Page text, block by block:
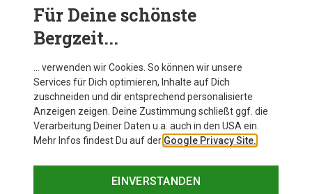
Du sparst 37%
Für Deine schönste
Bergzeit...
… verwenden wir Cookies. So können wir unsere
Services für Dich optimieren, Inhalte auf Dich
zuschneiden und dir entsprechend personalisierte
Anzeigen zeigen. Deine Zustimmung schließt ggf. die
Verarbeitung Deiner Daten u.a. auch in den USA ein.
Mehr Infos findest Du auf der Google Privacy Site.
EINVERSTANDEN